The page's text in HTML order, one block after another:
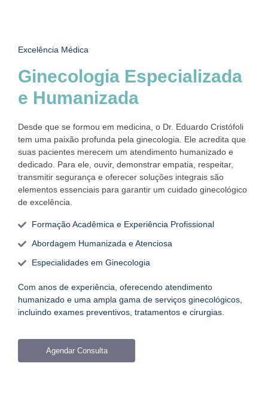
Excelência Médica
Ginecologia Especializada
e Humanizada
Desde que se formou em medicina, o Dr. Eduardo Cristófoli
tem uma paixão profunda pela ginecologia. Ele acredita que
suas pacientes merecem um atendimento humanizado e
dedicado. Para ele, ouvir, demonstrar empatia, respeitar,
transmitir segurança e oferecer soluções integrais são
elementos essenciais para garantir um cuidado ginecológico
de excelência.
Formação Acadêmica e Experiência Profissional
Abordagem Humanizada e Atenciosa
Especialidades em Ginecologia
Com anos de experiência, oferecendo atendimento
humanizado e uma ampla gama de serviços ginecológicos,
incluindo exames preventivos, tratamentos e cirurgias.
Agendar Consulta